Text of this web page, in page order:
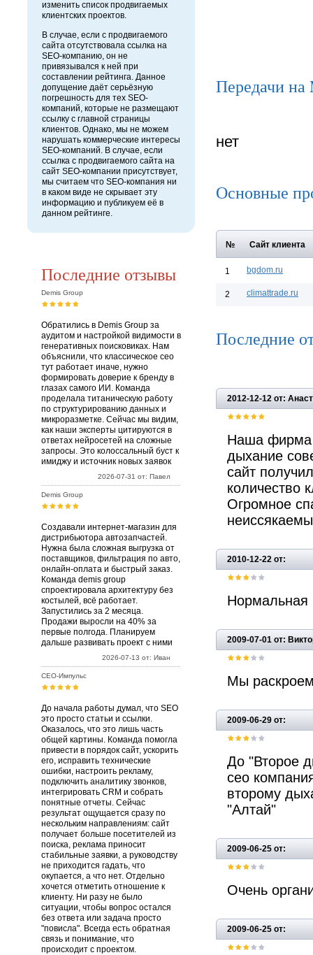
изменить список продвигаемых
клиентских проектов.
В случае, если с продвигаемого
сайта отсутствовала ссылка на
SEO-компанию, он не
привязывался к ней при
составлении рейтинга. Данное
допущение даёт серьёзную
погрешность для тех SEO-
компаний, которые не размещают
ссылку с главной страницы
клиентов. Однако, мы не можем
нарушать коммерческие интересы
SEO-компаний. В случае, если
ссылка с продвигаемого сайта на
сайт SEO-компании присутствует,
мы считаем что SEO-компания ни
в каком виде не скрывает эту
информацию и публикуем её в
данном рейтинге.
Последние отзывы
Demis Group
Обратились в Demis Group за
аудитом и настройкой видимости в
генеративных поисковиках. Нам
объяснили, что классическое сео
тут работает иначе, нужно
формировать доверие к бренду в
глазах самого ИИ. Команда
проделала титаническую работу
по структурированию данных и
микроразметке. Сейчас мы видим,
как наши эксперты цитируются в
ответах нейросетей на сложные
запросы. Это колоссальный буст к
имиджу и источник новых заявок
2026-07-31 от: Павел
Demis Group
Создавали интернет-магазин для
дистрибьютора автозапчастей.
Нужна была сложная выгрузка от
поставщиков, фильтрация по авто,
онлайн-оплата и быстрый заказ.
Команда demis group
спроектировала архитектуру без
костылей, всё работает.
Запустились за 2 месяца.
Продажи выросли на 40% за
первые полгода. Планируем
дальше развивать проект с ними
2026-07-13 от: Иван
СЕО-Импульс
До начала работы думал, что SEO
это просто статьи и ссылки.
Оказалось, что это лишь часть
общей картины. Команда помогла
привести в порядок сайт, ускорить
его, исправить технические
ошибки, настроить рекламу,
подключить аналитику звонков,
интегрировать CRM и собрать
понятные отчеты. Сейчас
результат ощущается сразу по
нескольким направлениям: сайт
получает больше посетителей из
поиска, реклама приносит
стабильные заявки, а руководству
не приходится гадать, что
окупается, а что нет. Отдельно
хочется отметить отношение к
клиенту. Ни разу не было
ситуации, чтобы вопрос остался
без ответа или задача просто
"повисла". Всегда есть обратная
связь и понимание, что
происходит с проектом.
Передачи на
нет
Основные
№ Сайт клиента
1 bgdom.ru
2 climattrade.ru
Последние
2012-12-12 от:
Наша фирма
дыхание
сайт
количество
Огромное
2010-12-22 от:
2009-07-01 от:
Мы
2009-06-29 от:
До "Второе
сео
второму
"Алтай"
2009-06-25 от:
Очень
2009-06-25 от: